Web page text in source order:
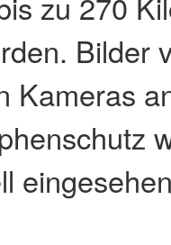
Bilder
Kameras